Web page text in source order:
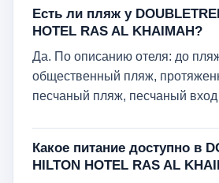
Есть ли пляж у
HOTEL RAS AL KHAIMAH?
Да. По описанию отеля: до
общественный пляж,
песчаный пляж, песчаный вход
Какое питание доступно в
HILTON HOTEL RAS AL